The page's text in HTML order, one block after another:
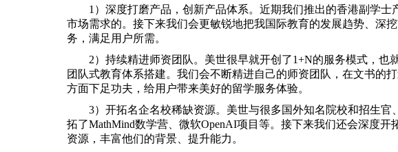
1）深度打磨产品，创新产品体系。近期我们推出的香港副学士
市场需求的。接下来我们会更敏锐地把我国际教育的发展趋势、深
务，满足用户所需。
2）持续精进师资团队。美世很早就开创了1+N的服务模式，也
团队式教育体系搭建。我们会不断精进自己的师资团队，在文书的
方面下足功夫，给用户带来美好的留学服务体验。
3）开拓名企名校稀缺资源。美世与很多国外知名院校和招生
拓了MathMind数学营、微软OpenAI项目等。接下来我们还会深度
资源，丰富他们的背景、提升能力。